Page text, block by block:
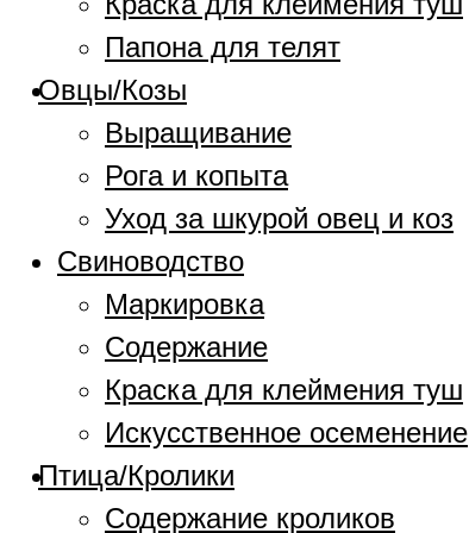
Папона для телят
Овцы/Козы
Выращивание
Рога и копыта
Уход за шкурой овец и коз
Свиноводство
Маркировка
Содержание
Краска для клеймения туш
Искусственное осеменение
Птица/Кролики
Содержание кроликов